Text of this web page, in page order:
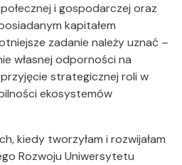
i gospodarczej oraz
kapitałem
zadanie należy uznać –
własnej odporności na
strategicznej roli w
ekosystemów
kiedy tworzyłam i rozwijałam
Rozwoju Uniwersytetu